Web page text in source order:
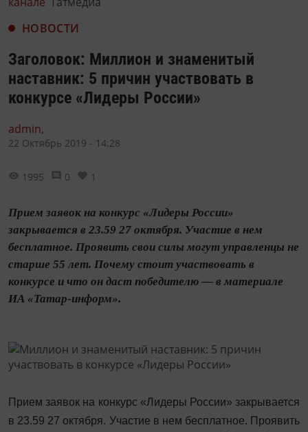
НОВОСТИ
Заголовок: Миллион и знаменитый
наставник: 5 причин участвовать в
конкурсе «Лидеры России»
admin,
22 Октябрь 2019 - 14:28
1995 0 1
Прием заявок на конкурс «Лидеры России»
закрывается в 23.59 27 октября. Участие в нем
бесплатное. Проявить свои силы могут управленцы не
старше 55 лет. Почему стоит участвовать в
конкурсе и что он даст победителю — в материале
ИА «Татар-информ».
Прием заявок на конкурс «Лидеры России» закрывается
в 23.59 27 октября. Участие в нем бесплатное. Проявить